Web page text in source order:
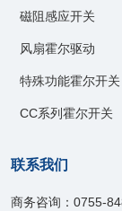
磁阻感应开关
风扇霍尔驱动
特殊功能霍尔开关
CC系列霍尔开关
联系我们
商务咨询：0755-